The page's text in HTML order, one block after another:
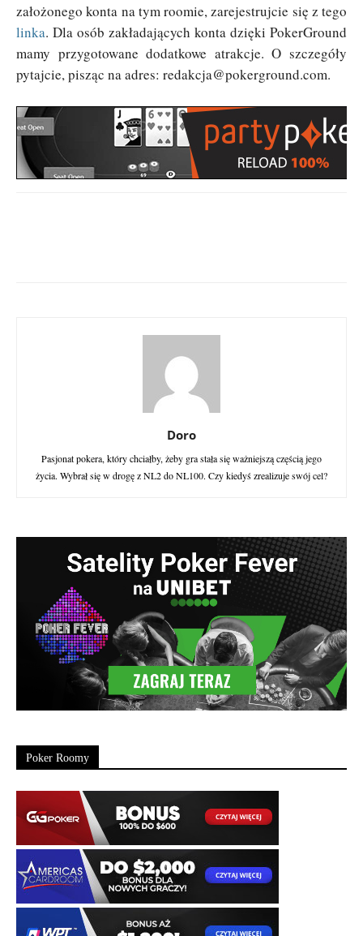
założonego konta na tym roomie, zarejestrujcie się z tego
linka. Dla osób zakładających konta dzięki PokerGround
mamy przygotowane dodatkowe atrakcje. O szczegóły
pytajcie, pisząc na adres: redakcja@pokerground.com.
Doro
Pasjonat pokera, który chciałby, żeby gra stała się ważniejszą częścią jego
życia. Wybrał się w drogę z NL2 do NL100. Czy kiedyś zrealizuje swój cel?
Poker Roomy